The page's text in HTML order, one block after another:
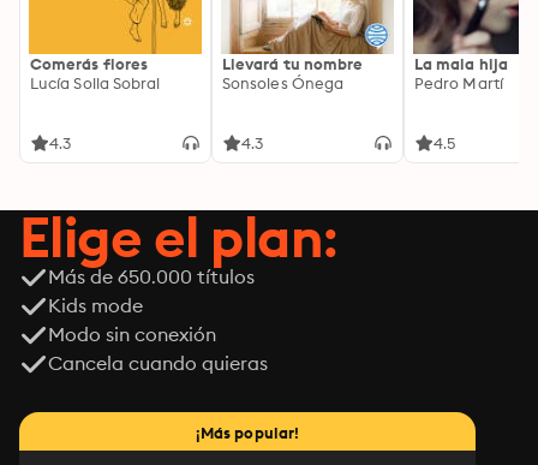
Comerás flores
Lucía Solla Sobral
4.3
Llevará tu nombre
Sonsoles Ónega
4.3
La mala hija
Pedro Martí
4.5
Elige el plan:
Más de 650.000 títulos
Kids mode
Modo sin conexión
Cancela cuando quieras
¡Más popular!